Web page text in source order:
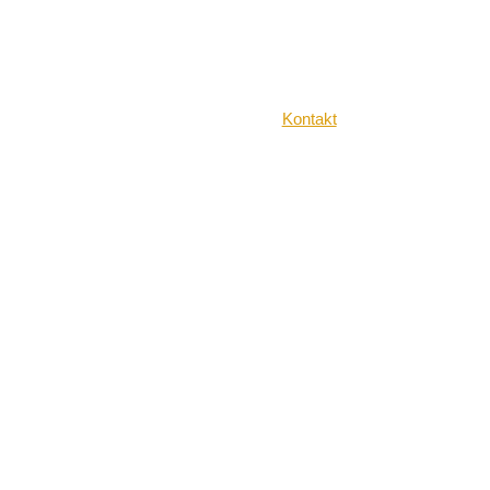
Kontakt